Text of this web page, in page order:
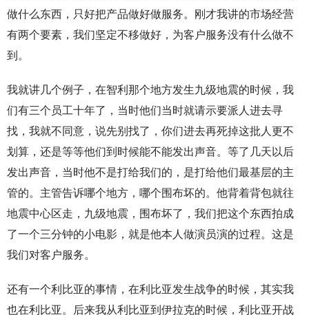
做什么东西，只好把产品做好做服务。刚才我讲的市场经营
有两个要素，我们坚定不移做好，为客户服务没有什么做不
到。
我就讲几个例子，在智利那个地方发生九级地震的时候，我
们有三个员工十年了，当时他们当时就请示要派人进去寻
找，我就不同意，说先别找了，你们进去再死掉这批人更不
划算，还是等等他们到时候能不能发出声音。等了几天以后
发出声音，当时他不是打给我们的，是打给他们最基层的主
管的。主管告诉哪个地方，哪个围布坏的。他背着背包就往
地震中心区走，九级地震，围布坏了，我们把这个东西拍成
了一个三分钟的小电影，就是他本人做演员演的过程。这是
我们对客户服务。
还有一个利比亚的事情，在利比亚发生战争的时候，其实我
也在利比亚。后来我从利比亚到伊拉克的时候，利比亚开战